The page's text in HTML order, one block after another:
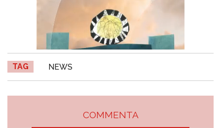
TAG NEWS
COMMENTA